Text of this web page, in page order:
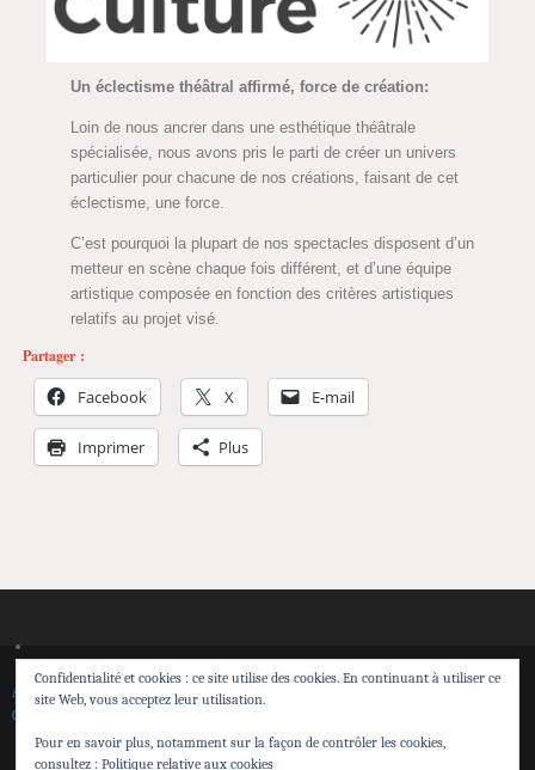
Un éclectisme théâtral affirmé, force de création:
Loin de nous ancrer dans une esthétique théâtrale
spécialisée, nous avons pris le parti de créer un univers
particulier pour chacune de nos créations, faisant de cet
éclectisme, une force.
C’est pourquoi la plupart de nos spectacles disposent d’un
metteur en scène chaque fois différent, et d’une équipe
artistique composée en fonction des critères artistiques
relatifs au projet visé.
Partager :
Facebook X E-mail
Imprimer Plus
Accueil Spectacles Théâtre de Sensibilisation
Calendrier
Cie Attrape Sourire
Confidentialité et cookies : ce site utilise des cookies. En continuant à utiliser ce
site Web, vous acceptez leur utilisation.
Pour en savoir plus, notamment sur la façon de contrôler les cookies,
consultez : Politique relative aux cookies